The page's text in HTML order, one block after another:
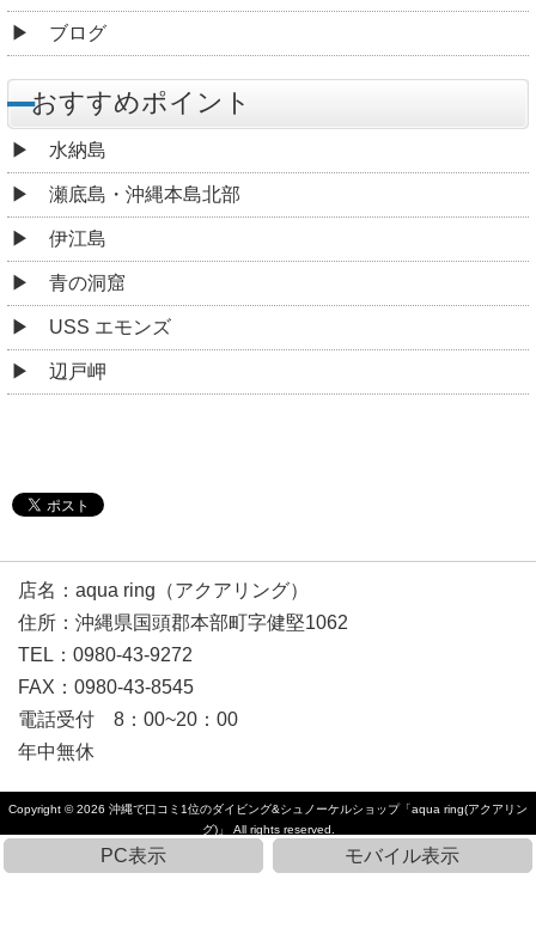
ブログ
おすすめポイント
水納島
瀬底島・沖縄本島北部
伊江島
青の洞窟
USS エモンズ
辺戸岬
店名：aqua ring（アクアリング）
住所：沖縄県国頭郡本部町字健堅1062
TEL：0980-43-9272
FAX：0980-43-8545
電話受付 8：00~20：00
年中無休
Copyright © 2026 沖縄で口コミ1位のダイビング&シュノーケルショップ「aqua ring(アクアリン
グ)」
All rights reserved.
PC表示 モバイル表示